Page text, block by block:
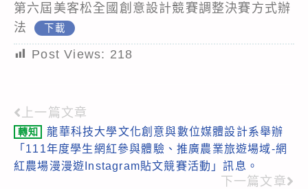
第六屆美客松全國創意設計競賽調整決賽方式辦
法
下載
Post Views: 218
Read
more
articles
上一篇文章
轉知
龍華科技大學文化創意與數位媒體設計系舉辦
「111年度學生網紅參與體驗、推廣農業旅遊場域-網
紅農場漫漫遊Instagram貼文競賽活動」訊息。
下一篇文章